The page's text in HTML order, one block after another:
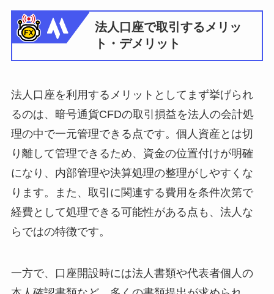
法人口座で取引するメリッ
ト・デメリット
法人口座を利用するメリットとしてまず挙げられ
るのは、暗号通貨CFDの取引損益を法人の会計処
理の中で一元管理できる点です。個人資産とは切
り離して管理できるため、資金の位置付けが明確
になり、内部管理や決算処理の整理がしやすくな
ります。また、取引に関連する費用を条件次第で
経費として処理できる可能性がある点も、法人な
らではの特徴です。
一方で、口座開設時には法人書類や代表者個人の